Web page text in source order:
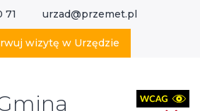
71 urzad@przemet.pl
wizytę w Urzędzie